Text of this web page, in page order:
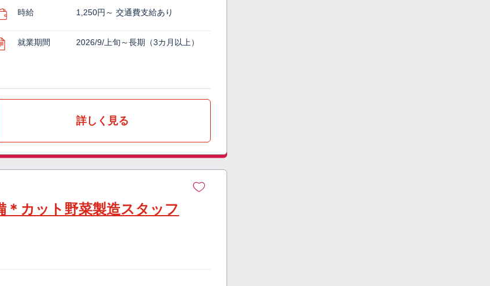
時給 1,250円～ 交通費支給あり
就業期間 2026/9/上旬～長期（3カ月以上）
詳しく見る
カット野菜製造スタッフ